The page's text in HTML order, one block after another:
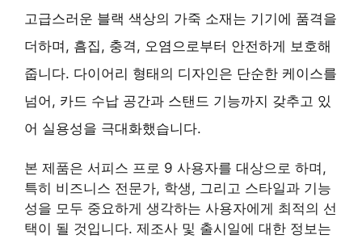
고급스러운 블랙 색상의 가죽 소재는 기기에 품격을
더하며, 흠집, 충격, 오염으로부터 안전하게 보호해
줍니다. 다이어리 형태의 디자인은 단순한 케이스를
넘어, 카드 수납 공간과 스탠드 기능까지 갖추고 있
어 실용성을 극대화했습니다.
본 제품은 서피스 프로 9 사용자를 대상으로 하며,
특히 비즈니스 전문가, 학생, 그리고 스타일과 기능
성을 모두 중요하게 생각하는 사용자에게 최적의 선
택이 될 것입니다. 제조사 및 출시일에 대한 정보는